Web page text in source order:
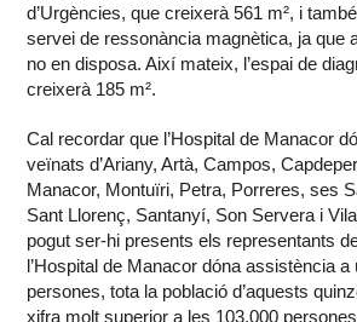
d’Urgències, que creixerà 561 m², i
servei de ressonància magnètica, ja que
no en disposa. Així mateix, l’espai de
creixerà 185 m².
Cal recordar que l’Hospital de Manacor
veïnats d’Ariany, Artà, Campos,
Manacor, Montuïri, Petra, Porreres, ses
Sant Llorenç, Santanyí, Son Servera i
pogut ser-hi presents els representants
l’Hospital de Manacor dóna assistència
persones, tota la població d’aquests
xifra molt superior a les 103.000